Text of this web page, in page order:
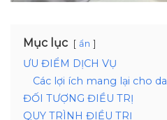
Mục lục ẩn
ƯU ĐIỂM DỊCH VỤ
Các lợi ích mang lại cho da
ĐỐI TƯỢNG ĐIỀU TRỊ
QUY TRÌNH ĐIỀU TRỊ